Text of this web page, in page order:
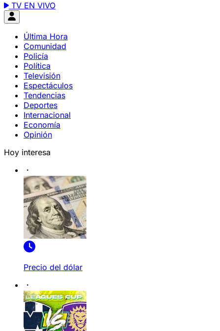
TV EN VIVO
Última Hora
Comunidad
Policía
Política
Televisión
Espectáculos
Tendencias
Deportes
Internacional
Economía
Opinión
Hoy interesa
Precio del dólar